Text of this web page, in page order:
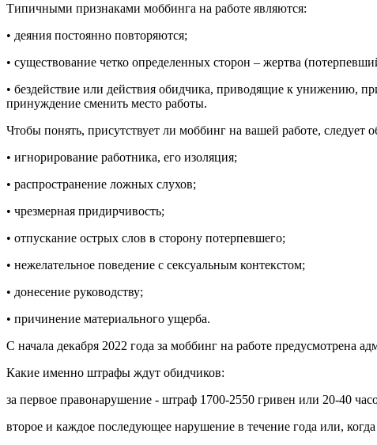
Типичными признаками моббинга на работе являются:
• деяния постоянно повторяются;
• существование четко определенных сторон – жертва
• бездействие или действия обидчика, приводящие к унижению,
принуждение сменить место работы.
Чтобы понять, присутствует ли моббинг на вашей работе, следует
• игнорирование работника, его изоляция;
• распространение ложных слухов;
• чрезмерная придирчивость;
• отпускание острых слов в сторону потерпевшего;
• нежелательное поведение с сексуальным контекстом;
• донесение руководству;
• причинение материального ущерба.
С начала декабря 2022 года за моббинг на работе предусмотрена
Какие именно штрафы ждут обидчиков:
за первое правонарушение - штраф 1700-2550 гривен или 20-40
второе и каждое последующее нарушение в течение года или,